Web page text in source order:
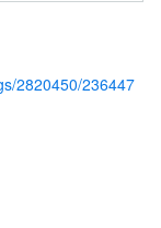
2820450/236447